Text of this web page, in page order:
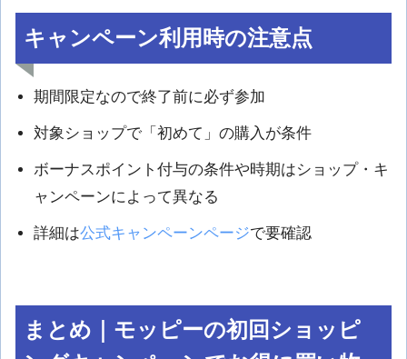
キャンペーン利用時の注意点
期間限定なので終了前に必ず参加
対象ショップで「初めて」の購入が条件
ボーナスポイント付与の条件や時期はショップ・キ
ャンペーンによって異なる
詳細は公式キャンペーンページで要確認
まとめ｜モッピーの初回ショッピ